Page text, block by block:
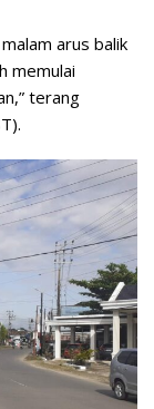
arus balik
memulai
terang